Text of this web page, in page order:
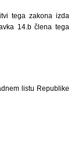
tega zakona izda
14.b člena tega
listu Republike